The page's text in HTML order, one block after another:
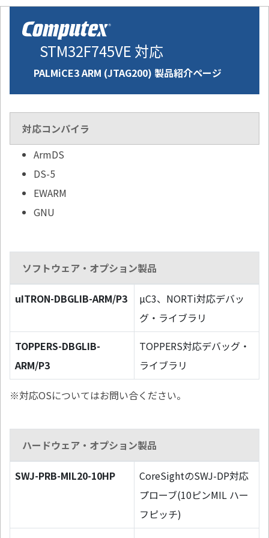
STM32F745VE 対応
PALMiCE3 ARM (JTAG200) 製品紹介ページ
対応コンパイラ
ArmDS
DS-5
EWARM
GNU
ソフトウェア・オプション製品
uITRON-DBGLIB-ARM/P3
µC3、NORTi対応デバッ
グ・ライブラリ
TOPPERS-DBGLIB-
ARM/P3
TOPPERS対応デバッグ・
ライブラリ
※対応OSについてはお問い合ください。
ハードウェア・オプション製品
SWJ-PRB-MIL20-10HP
CoreSightのSWJ-DP対応
プローブ(10ピンMIL ハー
フピッチ)